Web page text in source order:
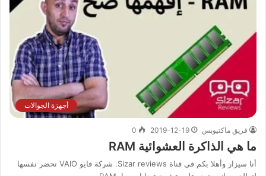
أجهزة الجوالات
فريق ماكتيوبس 2019-12-19
0
ما هي الذاكرة العشوائية RAM
أنا سيزار وأهلا بكم في قناة Sizar reviews. شركة فايو VAIO تحضر نفسها